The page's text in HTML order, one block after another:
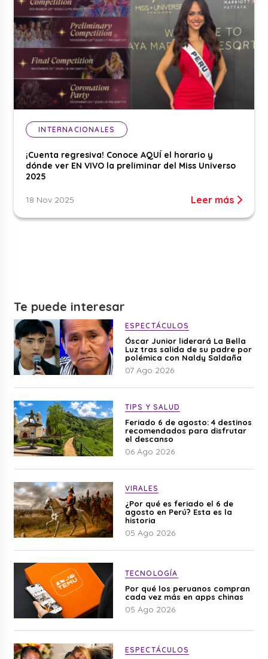
INTERNACIONALES
¡Cuenta regresiva! Conoce AQUÍ el horario y
dónde ver EN VIVO la preliminar del Miss Universo
2025
18 Nov 2025 Leer más
Te puede interesar
ESPECTÁCULOS
Óscar Junior liderará La Bella
Luz tras salida de su padre por
polémica con Naldy Saldaña
07 Ago 2026
TIPS Y SALUD
Feriado 6 de agosto: 4 destinos
recomendados para disfrutar
el descanso
06 Ago 2026
VIRALES
¿Por qué es feriado el 6 de
agosto en Perú? Esta es la
historia
05 Ago 2026
TECNOLOGÍA
Por qué los peruanos compran
cada vez más en apps chinas
05 Ago 2026
ESPECTÁCULOS